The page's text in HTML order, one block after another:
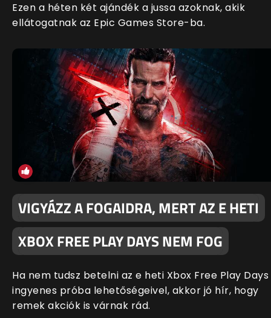
Ezen a héten két ajándék a jussa azoknak, akik
ellátogatnak az Epic Games Store-ba.
VIGYÁZZ A FOGAIDRA, MERT AZ E HETI
XBOX FREE PLAY DAYS NEM FOG
Ha nem tudsz betelni az e heti Xbox Free Play Days
ingyenes próba lehetőségeivel, akkor jó hír, hogy
remek akciók is várnak rád.